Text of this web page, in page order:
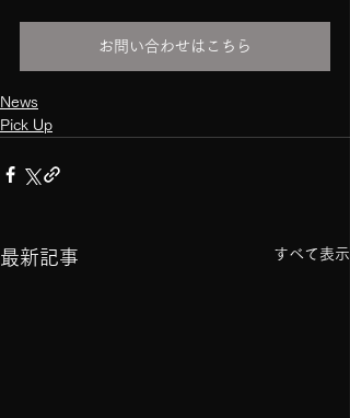
お問い合わせはこちら
News
Pick Up
最新記事 すべて表示